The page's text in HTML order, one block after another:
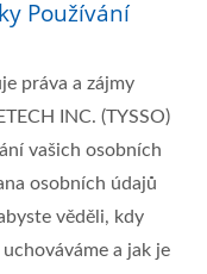
Používání
práva a zájmy
INC. (TYSSO)
vašich osobních
osobních údajů
věděli, kdy
a jak je